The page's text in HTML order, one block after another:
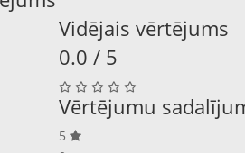
Vidējais vērtējums
0.0 / 5
Vērtējumu
5